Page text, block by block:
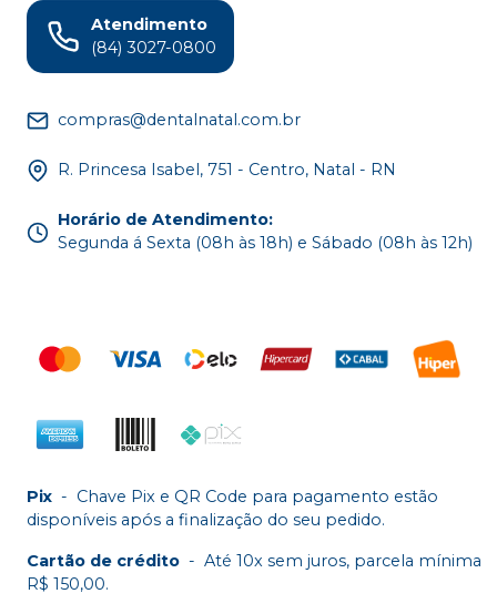
Atendimento
(84) 3027-0800
compras@dentalnatal.com.br
R. Princesa Isabel, 751 - Centro, Natal - RN
Horário de Atendimento:
Segunda á Sexta (08h às 18h) e Sábado (08h às 12h)
Pix - Chave Pix e QR Code para pagamento estão
disponíveis após a finalização do seu pedido.
Cartão de crédito - Até 10x sem juros, parcela mínima
R$ 150,00.